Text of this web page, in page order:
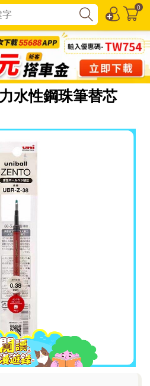
0
水性鋼珠筆替芯